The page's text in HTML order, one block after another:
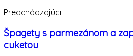
Predchádzajúci
Špagety s parmezánom a
cuketou